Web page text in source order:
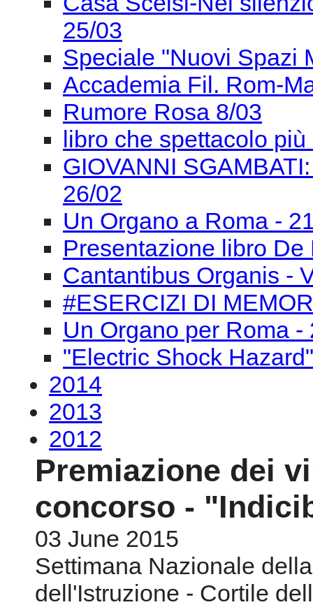
25/03
Speciale "Nuovi Spazi
Accademia Fil. Rom-
Rumore Rosa 8/03
libro che spettacolo
GIOVANNI
26/02
Un Organo a Roma -
Presentazione libro De
Cantantibus Organis -
#ESERCIZI DI
Un Organo per Roma -
"Electric Shock Hazard"
2014
2013
2012
Premiazione dei
concorso -
03 June 2015
Settimana Nazionale
dell'Istruzione - Cortile